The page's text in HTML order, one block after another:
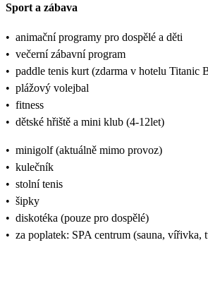
Sport a zábava
• animační programy pro dospělé a děti
• večerní zábavní program
• paddle tenis kurt (zdarma v hotelu Titanic
• plážový volejbal
• fitness
• dětské hřiště a mini klub (4-12let)
• minigolf (aktuálně mimo provoz)
• kulečník
• stolní tenis
• šipky
• diskotéka (pouze pro dospělé)
• za poplatek: SPA centrum (sauna,